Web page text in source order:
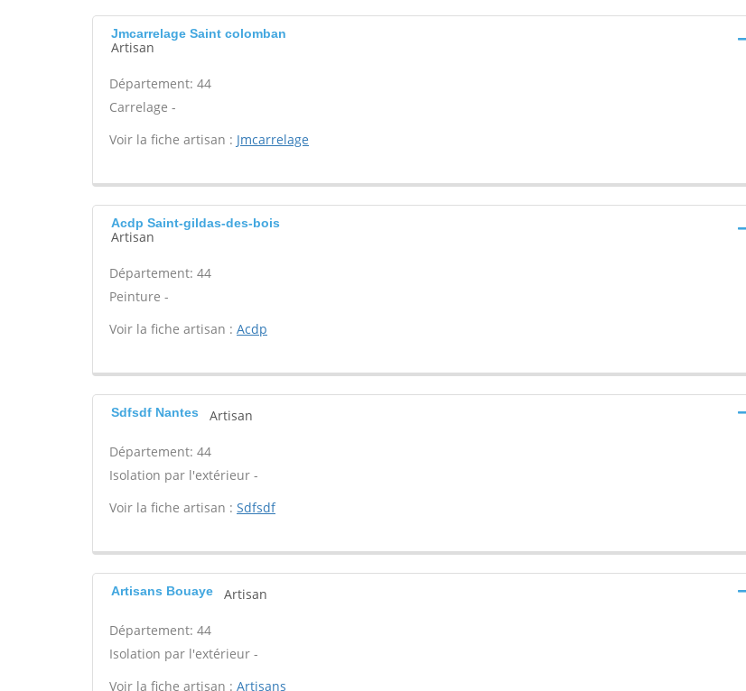
Jmcarrelage Saint colomban
Artisan
Département: 44
Carrelage -
Voir la fiche artisan : Jmcarrelage
Acdp Saint-gildas-des-bois
Artisan
Département: 44
Peinture -
Voir la fiche artisan : Acdp
Sdfsdf Nantes Artisan
Département: 44
Isolation par l'extérieur -
Voir la fiche artisan : Sdfsdf
Artisans Bouaye Artisan
Département: 44
Isolation par l'extérieur -
Voir la fiche artisan : Artisans